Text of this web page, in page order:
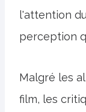
l'attention
perception
Malgré les
film, les